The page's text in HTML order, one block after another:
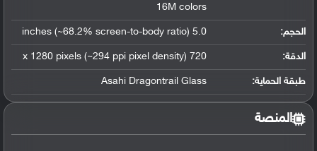
16M colors
الحجم: 5.0 inches (~68.2% screen-to-body ratio)
الدقة: 720 x 1280 pixels (~294 ppi pixel density)
طبقة الحماية: Asahi Dragontrail Glass
المنصة